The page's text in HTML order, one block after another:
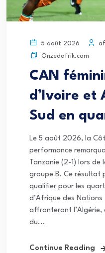
5 août 2026
Onzedafrik.com
CAN
d’Ivoire et
Sud en
Le 5 août 2026, la
performance
Tanzanie (2-1) lors de
groupe B. Ce résultat
qualifier pour les
d’Afrique des Nations
affronteront l’Algérie,
du...
Continue Reading